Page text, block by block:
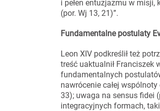
i pełen entuzjazmu w misji,
(por. Wj 13, 21)”.
Fundamentalne postulaty
Leon XIV podkreślił też
treść uaktualnił Franciszek
fundamentalnych
nawrócenie całej
33); uwaga na sensus fidei
integracyjnych formach,